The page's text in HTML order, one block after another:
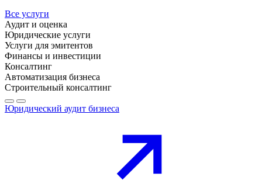
Все услуги
Аудит и оценка
Юридические услуги
Услуги для эмитентов
Финансы и инвестиции
Консалтинг
Автоматизация бизнеса
Строительный консалтинг
Юридический аудит бизнеса